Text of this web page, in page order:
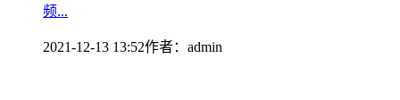
频...
2021-12-13 13:52作者： admin